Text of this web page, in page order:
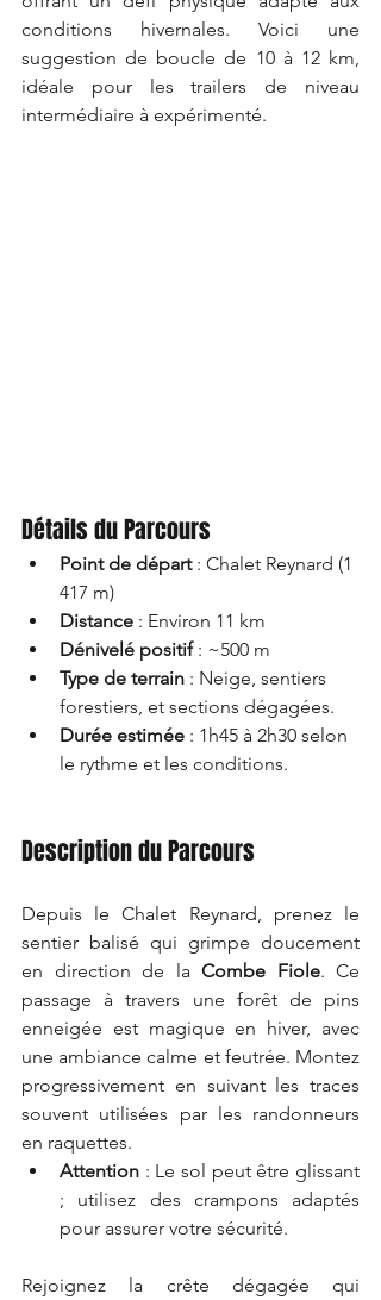
conditions hivernales. Voici une
suggestion de boucle de 10 à 12 km,
idéale pour les trailers de niveau
intermédiaire à expérimenté.
Détails du Parcours
Point de départ : Chalet Reynard (1
417 m)
Distance : Environ 11 km
Dénivelé positif : ~500 m
Type de terrain : Neige, sentiers
forestiers, et sections dégagées.
Durée estimée : 1h45 à 2h30 selon
le rythme et les conditions.
Description du Parcours
Depuis le Chalet Reynard, prenez le
sentier balisé qui grimpe doucement
en direction de la Combe Fiole. Ce
passage à travers une forêt de pins
enneigée est magique en hiver, avec
une ambiance calme et feutrée. Montez
progressivement en suivant les traces
souvent utilisées par les randonneurs
en raquettes.
Attention : Le sol peut être glissant
; utilisez des crampons adaptés
pour assurer votre sécurité.
Rejoignez la crête dégagée qui